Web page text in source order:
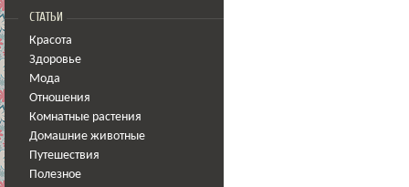
СТАТЬИ
Красота
Здоровье
Мода
Отношения
Комнатные растения
Домашние животные
Путешествия
Полезное